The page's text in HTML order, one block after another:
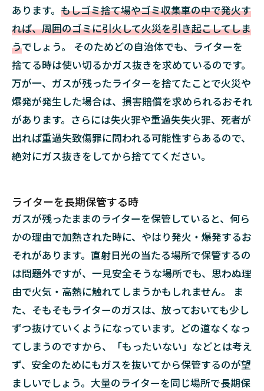
2.2
風上
つ
火気
や直
射日
光を
避け
る
を吸
引し
ない
2.5
ライ
ター
属部
分に
ない
2.6
子供
を近
あります。 もしゴミ捨て場やゴミ収集車の中で発火す
れば、周囲のゴミに引火して火災を引き起こしてしま
うでしょう。 そのためどの自治体でも、ライターを
捨てる時は使い切るかガス抜きを求めているのです。
万が一、ガスが残ったライターを捨てたことで火災や
爆発が発生した場合は、損害賠償を求められるおそれ
があります。さらには失火罪や重過失失火罪、死者が
出れば重過失致傷罪に問われる可能性すらあるので、
絶対にガス抜きをしてから捨ててください。
ライターを長期保管する時
ガスが残ったままのライターを保管していると、何ら
かの理由で加熱された時に、やはり発火・爆発するお
それがあります。直射日光の当たる場所で保管するの
は問題外ですが、一見安全そうな場所でも、思わぬ理
由で火気・高熱に触れてしまうかもしれません。 ま
た、そもそもライターのガスは、放っておいても少し
ずつ抜けていくようになっています。どの道なくなっ
てしまうのですから、「もったいない」などとは考え
ず、安全のためにもガスを抜いてから保管するのが望
ましいでしょう。大量のライターを同じ場所で長期保